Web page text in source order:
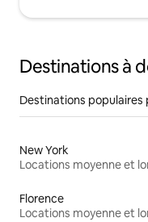
Destinations à
Destinations populaires
New York
Florence